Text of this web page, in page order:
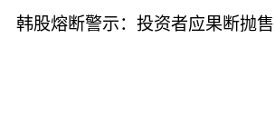
韩股熔断警示：投资者应果断抛